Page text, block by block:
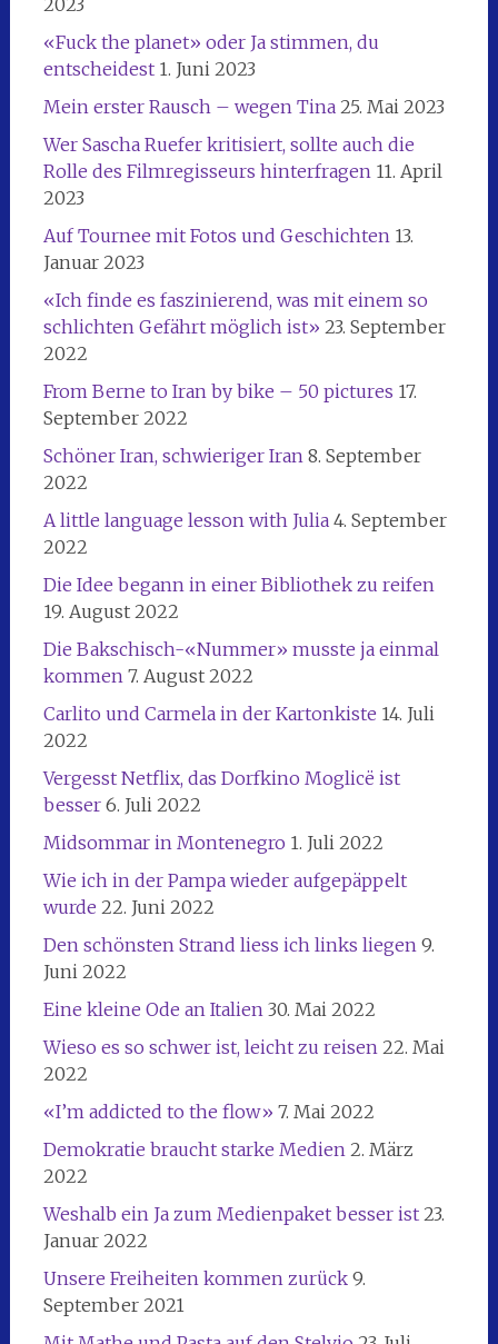
2023
«Fuck the planet» oder Ja stimmen, du
entscheidest 1. Juni 2023
Mein erster Rausch – wegen Tina 25. Mai 2023
Wer Sascha Ruefer kritisiert, sollte auch die
Rolle des Filmregisseurs hinterfragen 11. April
2023
Auf Tournee mit Fotos und Geschichten 13.
Januar 2023
«Ich finde es faszinierend, was mit einem so
schlichten Gefährt möglich ist» 23. September
2022
From Berne to Iran by bike – 50 pictures 17.
September 2022
Schöner Iran, schwieriger Iran 8. September
2022
A little language lesson with Julia 4. September
2022
Die Idee begann in einer Bibliothek zu reifen
19. August 2022
Die Bakschisch-«Nummer» musste ja einmal
kommen 7. August 2022
Carlito und Carmela in der Kartonkiste 14. Juli
2022
Vergesst Netflix, das Dorfkino Moglicë ist
besser 6. Juli 2022
Midsommar in Montenegro 1. Juli 2022
Wie ich in der Pampa wieder aufgepäppelt
wurde 22. Juni 2022
Den schönsten Strand liess ich links liegen 9.
Juni 2022
Eine kleine Ode an Italien 30. Mai 2022
Wieso es so schwer ist, leicht zu reisen 22. Mai
2022
«I’m addicted to the flow» 7. Mai 2022
Demokratie braucht starke Medien 2. März
2022
Weshalb ein Ja zum Medienpaket besser ist 23.
Januar 2022
Unsere Freiheiten kommen zurück 9.
September 2021